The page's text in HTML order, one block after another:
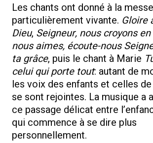
Les chants ont donné à la
particulièrement vivante. Gloire
Dieu, Seigneur, nous croyons
nous aimes, écoute-nous
ta grâce, puis le chant à Marie
celui qui porte tout: autant de
les voix des enfants et celles de
se sont rejointes. La musique a
ce passage délicat entre
qui commence à se dire plus
personnellement.